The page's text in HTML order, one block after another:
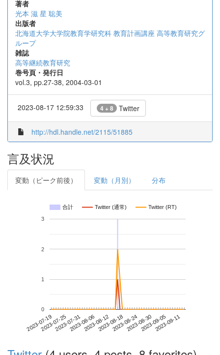
著者
光本 滋 星 聡美
出版者
北海道大学大学院教育学研究科 教育計画講座 高等教育研究グ
ループ
雑誌
高等継続教育研究
巻号頁・発行日
vol.3, pp.27-38, 2004-03-01
2023-08-17 12:59:33 4 + 8 Twitter
http://hdl.handle.net/2115/51885
言及状況
変動（ピーク前後） 変動（月別） 分布
合計 Twitter (通常) Twitter (RT)
2023-07-192023-07-252023-07-312023-08-062023-08-122023-08-182023-08-242023-08-302023-09-052023-09-11
0
1
2
3